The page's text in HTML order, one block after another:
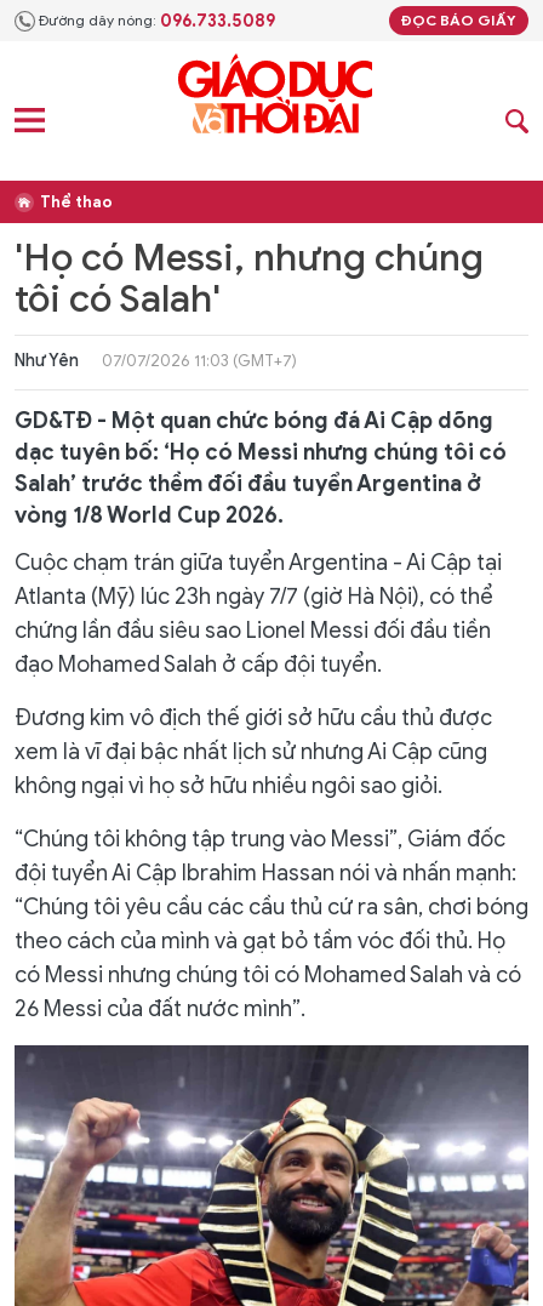
Đường dây nóng: 096.733.5089 ĐỌC BÁO GIẤY
Thể thao
'Họ có Messi, nhưng chúng
tôi có Salah'
Như Yên 07/07/2026 11:03 (GMT+7)
GD&TĐ - Một quan chức bóng đá Ai Cập dõng
dạc tuyên bố: ‘Họ có Messi nhưng chúng tôi có
Salah’ trước thềm đối đầu tuyển Argentina ở
vòng 1/8 World Cup 2026.
Cuộc chạm trán giữa tuyển Argentina - Ai Cập tại
Atlanta (Mỹ) lúc 23h ngày 7/7 (giờ Hà Nội), có thể
chứng lần đầu siêu sao Lionel Messi đối đầu tiền
đạo Mohamed Salah ở cấp đội tuyển.
Đương kim vô địch thế giới sở hữu cầu thủ được
xem là vĩ đại bậc nhất lịch sử nhưng Ai Cập cũng
không ngại vì họ sở hữu nhiều ngôi sao giỏi.
“Chúng tôi không tập trung vào Messi”, Giám đốc
đội tuyển Ai Cập Ibrahim Hassan nói và nhấn mạnh:
“Chúng tôi yêu cầu các cầu thủ cứ ra sân, chơi bóng
theo cách của mình và gạt bỏ tầm vóc đối thủ. Họ
có Messi nhưng chúng tôi có Mohamed Salah và có
26 Messi của đất nước mình”.